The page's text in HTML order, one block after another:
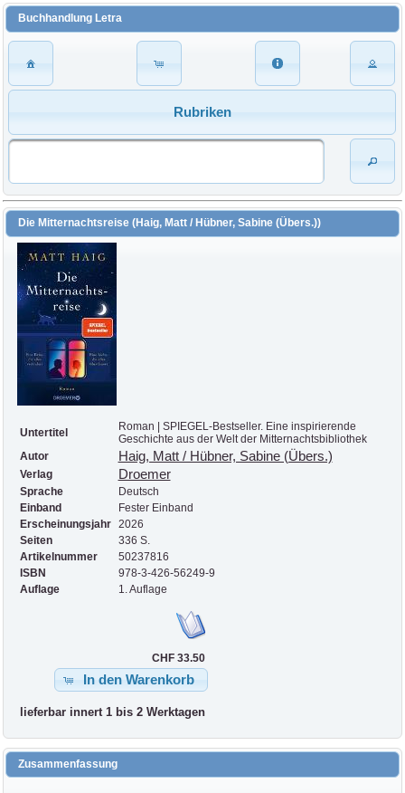
Buchhandlung Letra
Rubriken
Die Mitternachtsreise (Haig, Matt / Hübner, Sabine (Übers.))
Untertitel
Roman | SPIEGEL-Bestseller. Eine inspirierende
Geschichte aus der Welt der Mitternachtsbibliothek
Autor
Haig, Matt / Hübner, Sabine (Übers.)
Verlag Droemer
Sprache
Deutsch
Einband
Fester Einband
Erscheinungsjahr
2026
Seiten
336 S.
Artikelnummer
50237816
ISBN
978-3-426-56249-9
Auflage
1. Auflage
CHF 33.50
In den Warenkorb
lieferbar innert 1 bis 2 Werktagen
Zusammenfassung